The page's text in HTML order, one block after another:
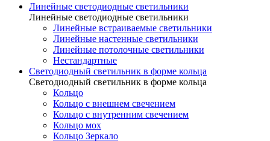
Линейные светодиодные светильники
Линейные светодиодные светильники
Линейные встраиваемые светильники
Линейные настенные светильники
Линейные потолочные светильники
Нестандартные
Светодиодный светильник в форме кольца
Светодиодный светильник в форме кольца
Кольцо
Кольцо с внешнем свечением
Кольцо с внутренним свечением
Кольцо мох
Кольцо Зеркало